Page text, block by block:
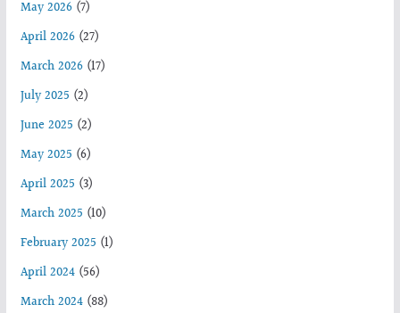
May 2026(7)
April 2026(27)
March 2026(17)
July 2025 (2)
June 2025 (2)
May 2025 (6)
April 2025 (3)
March 2025 (10)
February 2025 (1)
April 2024(56)
March 2024(88)